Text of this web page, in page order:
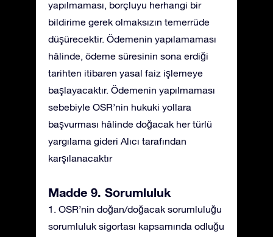
yapılmaması, borçluyu herhangi bir
bildirime gerek olmaksızın temerrüde
düşürecektir. Ödemenin yapılamaması
hâlinde, ödeme süresinin sona erdiği
tarihten itibaren yasal faiz işlemeye
başlayacaktır. Ödemenin yapılmaması
sebebiyle OSR’nin hukuki yollara
başvurması hâlinde doğacak her türlü
yargılama gideri Alıcı tarafından
karşılanacaktır
Madde 9. Sorumluluk
1. OSR’nin doğan/doğacak sorumluluğu
sorumluluk sigortası kapsamında odluğu